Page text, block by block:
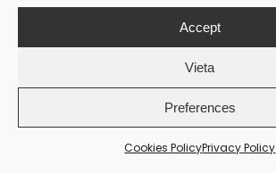
Accept
Vieta
Preferences
Cookies PolicyPrivacy Policy
Zahlungen
Zahlungsmethoden: